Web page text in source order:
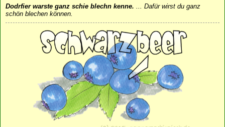
Dodrfier warste ganz schie blechn kenne. ... Dafür wirst du ganz
schön blechen können.